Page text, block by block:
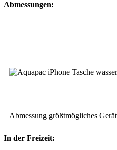
Abmessungen:
Abmessung größtmögliches Gerät
In der Freizeit: